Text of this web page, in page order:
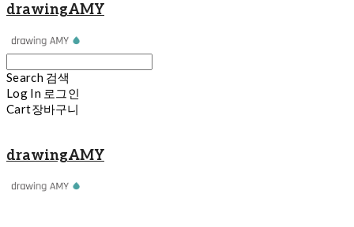
drawingAMY
Search 검색
Log In 로그인
Cart장바구니
drawingAMY